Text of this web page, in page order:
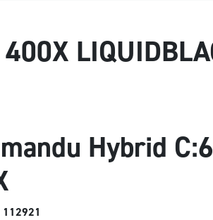
Hybrid